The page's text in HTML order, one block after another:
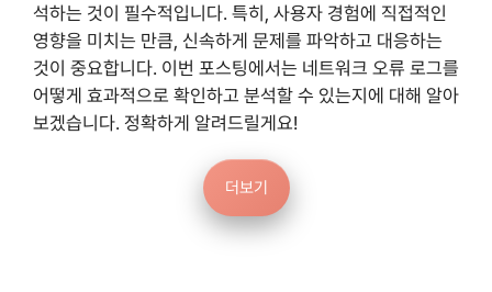
석하는 것이 필수적입니다. 특히, 사용자 경험에 직접적인
영향을 미치는 만큼, 신속하게 문제를 파악하고 대응하는
것이 중요합니다. 이번 포스팅에서는 네트워크 오류 로그를
어떻게 효과적으로 확인하고 분석할 수 있는지에 대해 알아
보겠습니다. 정확하게 알려드릴게요!
더보기